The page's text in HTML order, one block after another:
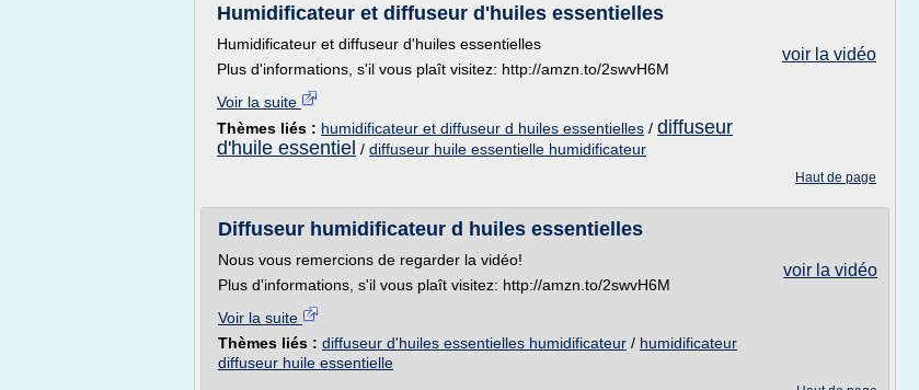
Humidificateur et diffuseur d'huiles essentielles
voir la vidéo
Humidificateur et diffuseur d'huiles essentielles
Plus d'informations, s'il vous plaît visitez: http://amzn.to/2swvH6M
Voir la suite
Thèmes liés : humidificateur et diffuseur d huiles essentielles / diffuseur
d'huile essentiel / diffuseur huile essentielle humidificateur
Haut de page
Diffuseur humidificateur d huiles essentielles
voir la vidéo
Nous vous remercions de regarder la vidéo!
Plus d'informations, s'il vous plaît visitez: http://amzn.to/2swvH6M
Voir la suite
Thèmes liés : diffuseur d'huiles essentielles humidificateur / humidificateur
diffuseur huile essentielle